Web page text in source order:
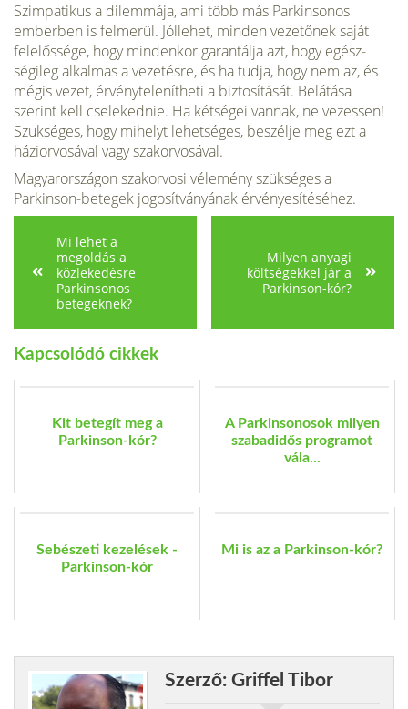
Szimpatikus a dilemmája, ami több más Parkinsonos
emberben is felmerül. Jóllehet, minden vezetőnek saját
felelőssége, hogy mindenkor garantálja azt, hogy egész­
ségileg alkalmas a vezetésre, és ha tudja, hogy nem az, és
mégis vezet, érvénytelenítheti a biztosítását. Belátása
szerint kell cselekednie. Ha kétségei vannak, ne vezes­sen!
Szükséges, hogy mihelyt lehetséges, beszélje meg ezt a
háziorvosával vagy szakorvosával.
Magyarországon szakorvosi vélemény szükséges a
Parkinson-betegek jogosítványának érvényesítéséhez.
Mi lehet a
megoldás a
közlekedésre
Parkinsonos
betegeknek?
Milyen anyagi
költségekkel jár a
Parkinson-kór?
Kapcsolódó cikkek
Kit betegít meg a
Parkinson-kór?
A Parkinsonosok milyen
szabadidős programot
vála...
Sebészeti kezelések -
Parkinson-kór
Mi is az a Parkinson-kór?
Szerző: Griffel Tibor